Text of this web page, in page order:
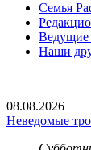
Семья
Ведущие
Наши
08.08.2026
Неведомые